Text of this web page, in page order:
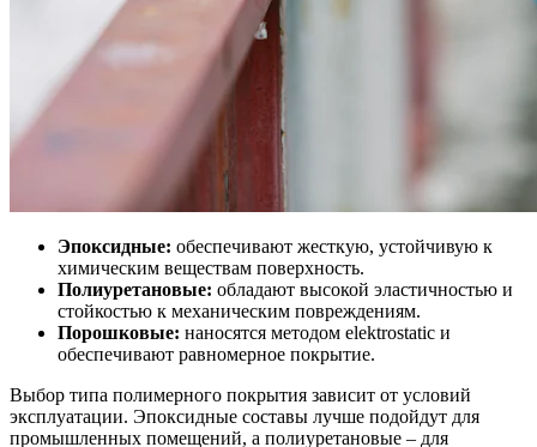
Эпоксидные: обеспечивают жесткую, устойчивую к
химическим веществам поверхность.
Полиуретановые: обладают высокой эластичностью и
стойкостью к механическим повреждениям.
Порошковые: наносятся методом elektrostatic и
обеспечивают равномерное покрытие.
Выбор типа полимерного покрытия зависит от условий
эксплуатации. Эпоксидные составы лучше подойдут для
промышленных помещений, а полиуретановые – для